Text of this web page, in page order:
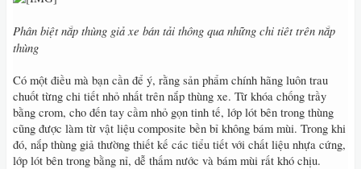
Phân biệt nắp thùng giả xe bán tải thông qua những chi tiêt trên nắp
thùng
Có một điều mà bạn cần để ý, rằng sản phẩm chính hãng luôn trau
chuốt từng chi tiết nhỏ nhất trên nắp thùng xe. Từ khóa chống trầy
bằng crom, cho đến tay cầm nhỏ gọn tinh tế, lớp lót bên trong thùng
cũng được làm từ vật liệu composite bền bỉ không bám mùi. Trong khi
đó, nắp thùng giả thường thiết kế các tiểu tiết với chất liệu nhựa cứng,
lớp lót bên trong bằng nỉ, dễ thấm nước và bám mùi rất khó chịu.